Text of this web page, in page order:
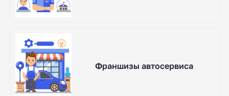
Франшизы автосервиса